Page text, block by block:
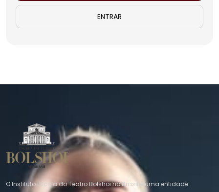
ENTRAR
O Instituto Escola do Teatro Bolshoi no Brasil é uma entidade